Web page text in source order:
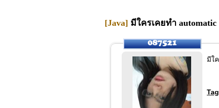
[Java] มีใครเคยทำ
มีใ
Tag